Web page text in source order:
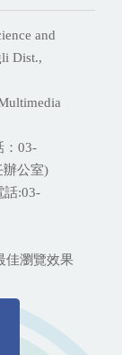
and
Dist.,
：03-
辦公室)
話:03-
瀏覽效果